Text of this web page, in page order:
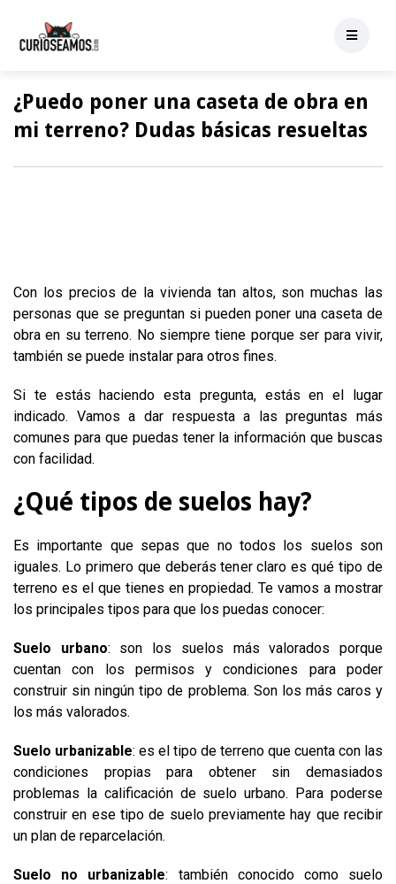
¿Puedo poner una caseta de obra en
mi terreno? Dudas básicas resueltas
Con los precios de la vivienda tan altos, son muchas las
personas que se preguntan si pueden poner una caseta de
obra en su terreno. No siempre tiene porque ser para vivir,
también se puede instalar para otros fines.
Si te estás haciendo esta pregunta, estás en el lugar
indicado. Vamos a dar respuesta a las preguntas más
comunes para que puedas tener la información que buscas
con facilidad.
¿Qué tipos de suelos hay?
Es importante que sepas que no todos los suelos son
iguales. Lo primero que deberás tener claro es qué tipo de
terreno es el que tienes en propiedad. Te vamos a mostrar
los principales tipos para que los puedas conocer:
Suelo urbano: son los suelos más valorados porque
cuentan con los permisos y condiciones para poder
construir sin ningún tipo de problema. Son los más caros y
los más valorados.
Suelo urbanizable: es el tipo de terreno que cuenta con las
condiciones propias para obtener sin demasiados
problemas la calificación de suelo urbano. Para poderse
construir en ese tipo de suelo previamente hay que recibir
un plan de reparcelación.
Suelo no urbanizable: también conocido como suelo